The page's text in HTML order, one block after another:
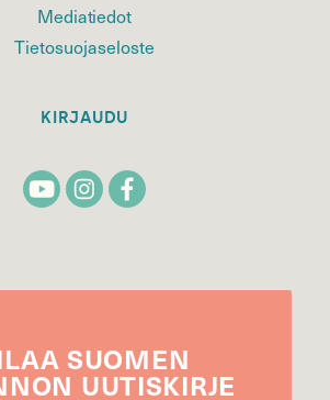
Mediatiedot
Tietosuojaseloste
KIRJAUDU
SUOMEN
UUTIS­KIRJE